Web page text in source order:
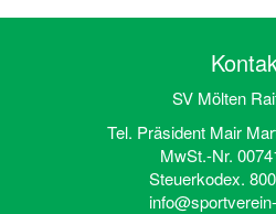
SV Mölten
Tel. Präsident Mair
MwSt.-Nr.
Steuerkodex.